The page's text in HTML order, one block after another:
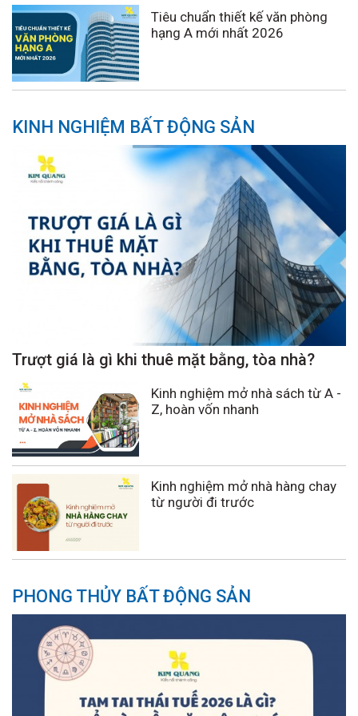
Tiêu chuẩn thiết kế văn phòng
hạng A mới nhất 2026
KINH NGHIỆM BẤT ĐỘNG SẢN
Trượt giá là gì khi thuê mặt bằng, tòa nhà?
Kinh nghiệm mở nhà sách từ A -
Z, hoàn vốn nhanh
Kinh nghiệm mở nhà hàng chay
từ người đi trước
PHONG THỦY BẤT ĐỘNG SẢN